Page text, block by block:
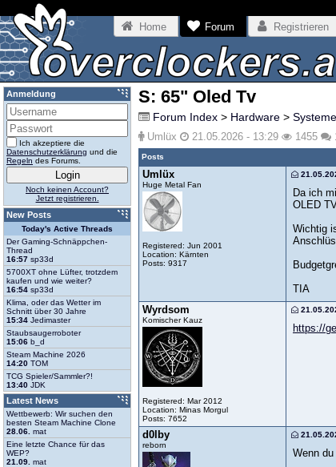
Home Forum Registrieren
S: 65" Oled Tv
Forum Index > Hardware > Systeme
Umlüx 21.05.2026 - 13:29 1455
Posts
Umlüx
Huge Metal Fan
Registered: Jun 2001
Location: Kärnten
Posts: 9317
Da ich
OLED
Wichtig
TIA
Wyrdsom
Komischer Kauz
Registered: Mar 2012
Location: Minas Morgul
Posts: 7652
https://
d0lby
reborn
Wenn
Anmeldung
Ich akzeptiere die
Datenschutzerklärung und die
Regeln des Forums.
Noch keinen Account?
Jetzt registrieren.
New Posts
Today's Active Threads
Der Gaming-Schnäppchen-
Thread
16:57 sp33d
5700XT ohne Lüfter, trotzdem
kaufen und wie weiter?
16:54 sp33d
Klima, oder das Wetter im
Schnitt über 30 Jahre
15:34 Jedimaster
Staubsaugerroboter
15:06 b_d
Steam Machine 2026
14:20 TOM
TCG Spieler/Sammler?!
13:40 JDK
Latest News
Wettbewerb: Wir suchen den
besten Steam Machine Clone
28.06. mat
Eine letzte Chance für das
WEP?
21.09. mat